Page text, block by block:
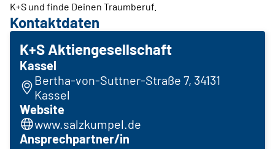
K+S und finde Deinen Traumberuf.
Kontaktdaten
K+S Aktiengesellschaft
Kassel
Bertha-von-Suttner-Straße 7, 34131
Kassel
Website
www.salzkumpel.de
Ansprechpartner/in